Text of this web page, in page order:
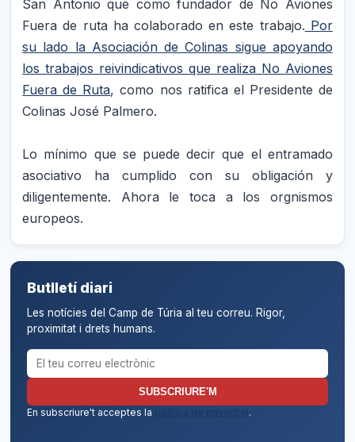
San Antonio que como fundador de No Aviones
Fuera de ruta ha colaborado en este trabajo. Por
su lado la Asociación de Colinas sigue apoyando
los trabajos reivindicativos que realiza No Aviones
Fuera de Ruta, como nos ratifica el Presidente de
Colinas José Palmero.
Lo mínimo que se puede decir que el entramado
asociativo ha cumplido con su obligación y
diligentemente. Ahora le toca a los orgnismos
europeos.
Butlletí diari
Les notícies del Camp de Túria al teu correu. Rigor,
proximitat i drets humans.
Correu electrònic per al butlletí
SUBSCRIURE'M
En subscriure't acceptes la
política de privacitat.